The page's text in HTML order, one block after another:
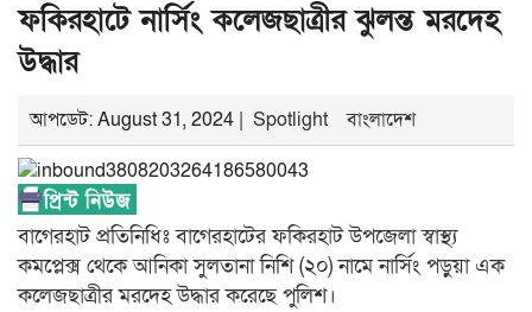
ফকিরহাটে নার্সিং কলেজছাত্রীর ঝুলন্ত মরদেহ
উদ্ধার
আপডেট: August 31, 2024 | Spotlight বাংলাদেশ
বাগেরহাট প্রতিনিধিঃ বাগেরহাটের ফকিরহাট উপজেলা স্বাস্থ্য
কমপ্লেক্স থেকে আনিকা সুলতানা নিশি (২০) নামে নার্সিং পড়ুয়া এক
কলেজছাত্রীর মরদেহ উদ্ধার করেছে পুলিশ।